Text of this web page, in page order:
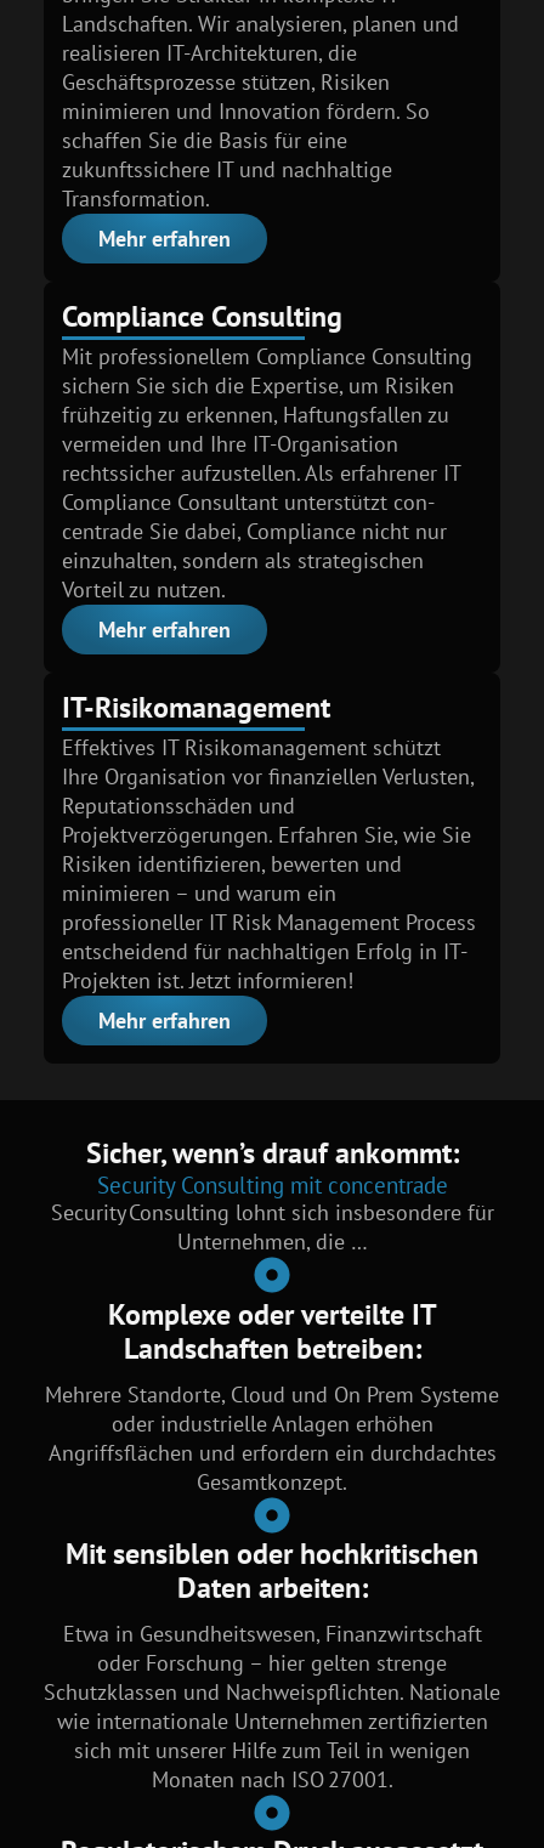
Landschaften. Wir analysieren, planen und
realisieren IT-Architekturen, die
Geschäftsprozesse stützen, Risiken
minimieren und Innovation fördern. So
schaffen Sie die Basis für eine
zukunftssichere IT und nachhaltige
Transformation.
Mehr erfahren
Compliance Consulting
Mit professionellem Compliance Consulting
sichern Sie sich die Expertise, um Risiken
frühzeitig zu erkennen, Haftungsfallen zu
vermeiden und Ihre IT-Organi­sation
rechtssicher aufzustellen. Als erfahrener IT
Compliance Con­sultant unterstützt con­
centrade Sie dabei, Com­pliance nicht nur
einzu­halten, sondern als strategischen
Vorteil zu nutzen.
Mehr erfahren
IT-Risiko­management
Effektives IT Risikomanagement schützt
Ihre Organisation vor finanziellen Verlusten,
Reputationsschäden und
Projektverzögerungen. Erfahren Sie, wie Sie
Risiken identifizieren, bewerten und
minimieren – und warum ein
professioneller IT Risk Management Process
entscheidend für nachhaltigen Erfolg in IT-
Projekten ist. Jetzt informieren!
Mehr erfahren
Sicher, wenn’s drauf ankommt:
Security Consulting mit concentrade
Security Consulting lohnt sich insbesondere für
Unternehmen, die …
Komplexe oder verteilte IT
Landschaften betreiben:
Mehrere Standorte, Cloud und On Prem Systeme
oder industrielle Anlagen erhöhen
Angriffsflächen und erfordern ein durchdachtes
Gesamtkonzept.
Mit sensiblen oder hochkritischen
Daten arbeiten:
Etwa in Gesundheitswesen, Finanzwirtschaft
oder Forschung – hier gelten strenge
Schutzklassen und Nachweispflichten. Nationale
wie internationale Unternehmen zertifizierten
sich mit unserer Hilfe zum Teil in wenigen
Monaten nach ISO 27001.